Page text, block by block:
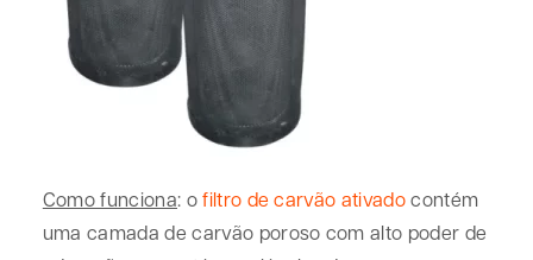
Como funciona: ofiltro de carvão ativadocontém
uma camada de carvão poroso com alto poder de